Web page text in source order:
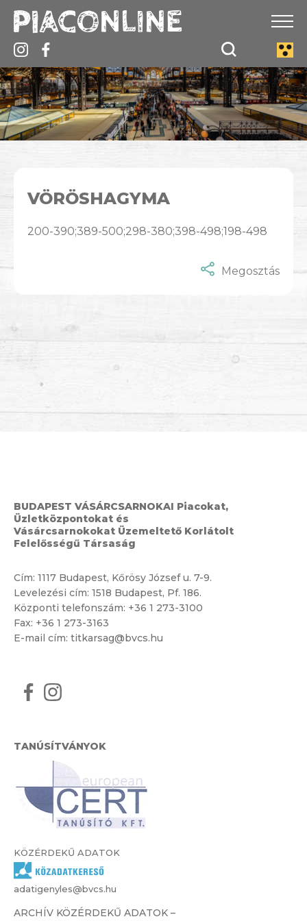
VÖRÖSHAGYMA
200-390;389-500;298-380;398-498;198-498
Megosztás
BUDAPEST VÁSÁRCSARNOKAI Piacokat,
Üzletközpontokat és
Vásárcsarnokokat Üzemeltető Korlátolt
Felelősségű Társaság
Cím: 1117 Budapest, Kőrösy József u. 7-9.
Levelezési cím: 1518 Budapest, Pf. 186.
Központi telefonszám: +36 1 273-3100
Fax: +36 1 273-3163
E-mail cím: titkarsag@bvcs.hu
TANÚSÍTVÁNYOK
KÖZÉRDEKŰ ADATOK
adatigenyles@bvcs.hu
ARCHÍV KÖZÉRDEKŰ ADATOK –